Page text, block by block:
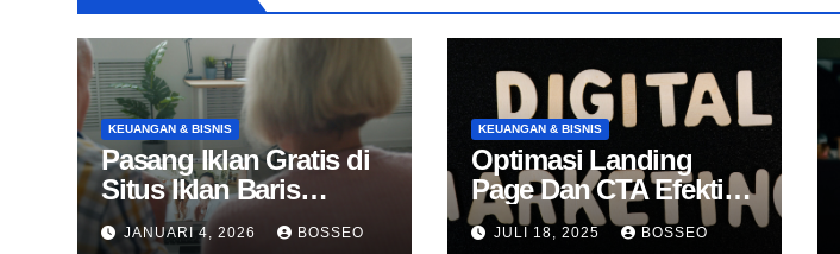
KEUANGAN & BISNIS
Pasang Iklan Gratis di
Situs Iklan Baris
Online
JANUARI 4, 2026 BOSSEO
KEUANGAN & BISNIS
Optimasi Landing
Page Dan CTA Efektif
Untuk Konversi
JULI 18, 2025 BOSSEO